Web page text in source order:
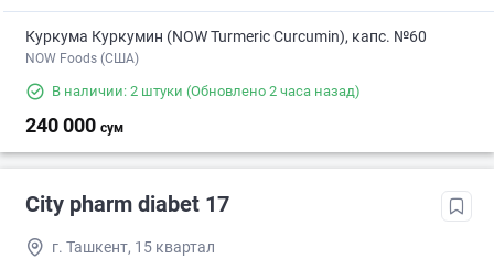
Куркума Куркумин (NOW Turmeric Curcumin), капс. №60
NOW Foods (США)
В наличии: 2 штуки (Обновлено 2 часа назад)
240 000 сум
City pharm diabet 17
г. Ташкент, 15 квартал